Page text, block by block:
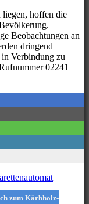
liegen, hoffen die
Beobachtungen an
dringend
in Verbindung zu
02241
zum Kärbholz-